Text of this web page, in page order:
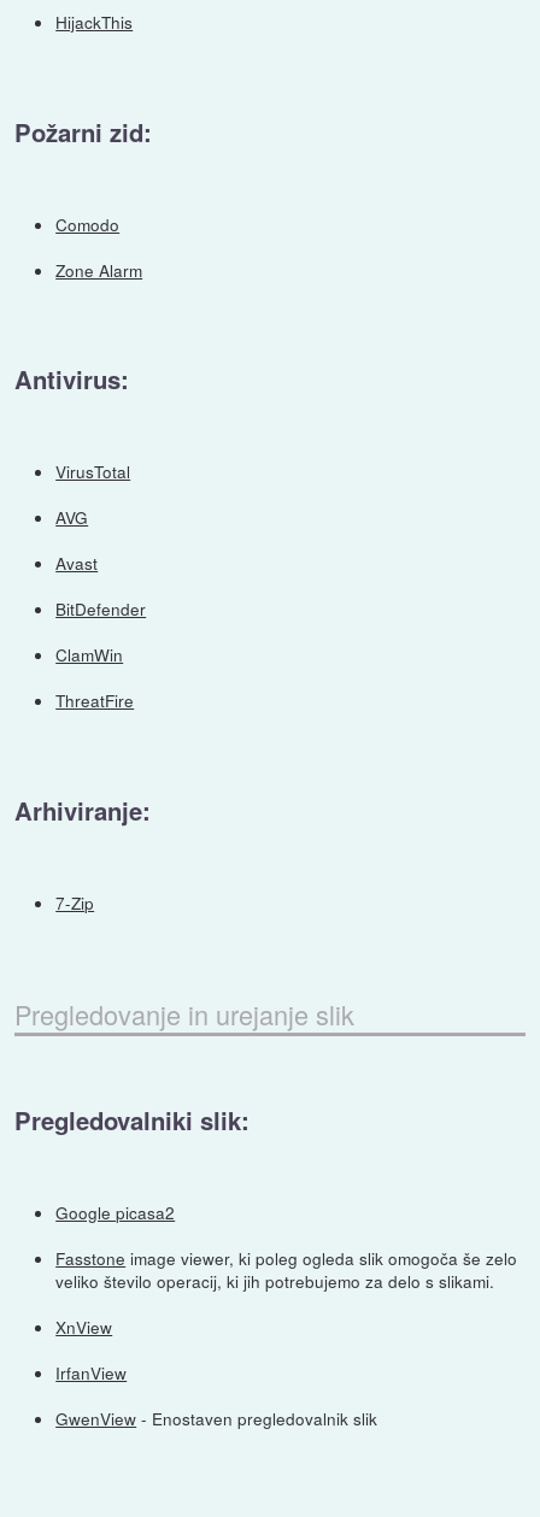
HijackThis
Požarni zid:
Comodo
Zone Alarm
Antivirus:
VirusTotal
AVG
Avast
BitDefender
ClamWin
ThreatFire
Arhiviranje:
7-Zip
Pregledovanje in urejanje slik
Pregledovalniki slik:
Google picasa2
Fasstone image viewer, ki poleg ogleda slik omogoča še zelo
veliko število operacij, ki jih potrebujemo za delo s slikami.
XnView
IrfanView
GwenView - Enostaven pregledovalnik slik